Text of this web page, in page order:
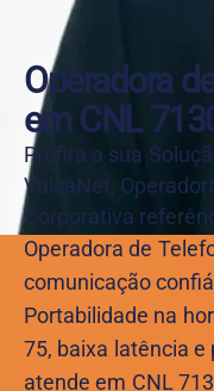
Operadora
em CNL
Prefira a sua
VulcaNet,
Corporativa
Operadora de
comunicação
Portabilidade na
75, baixa latência e
atende em CNL